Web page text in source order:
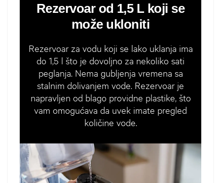
Rezervoar od 1,5 L koji se
može ukloniti
Rezervoar za vodu koji se lako uklanja ima
do 1,5 l što je dovoljno za nekoliko sati
peglanja. Nema gubljenja vremena sa
stalnim dolivanjem vode. Rezervoar je
napravljen od blago providne plastike, što
vam omogućava da uvek imate pregled
količine vode.